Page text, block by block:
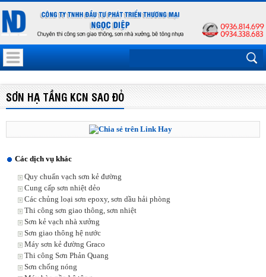
SƠN HẠ TẦNG KCN SAO ĐỎ
Các dịch vụ khác
Quy chuẩn vạch sơn kẻ đường
Cung cấp sơn nhiệt dẻo
Các chủng loại sơn epoxy, sơn dầu hải phòng
Thi công sơn giao thông, sơn nhiệt
Sơn kẻ vạch nhà xưởng
Sơn giao thông hệ nước
Máy sơn kẻ đường Graco
Thi công Sơn Phản Quang
Sơn chống nóng